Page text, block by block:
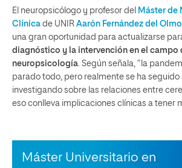
El neuropsicólogo y profesor del Máster de
Clínica de UNIR Aarón Fernández del Olmo
una gran oportunidad para actualizarse
diagnóstico y la intervención en el campo
neuropsicología . Según señala, “la
parado todo, pero realmente se ha seguido
investigando sobre las relaciones entre
eso conlleva implicaciones clínicas a tener
Máster Universitario en